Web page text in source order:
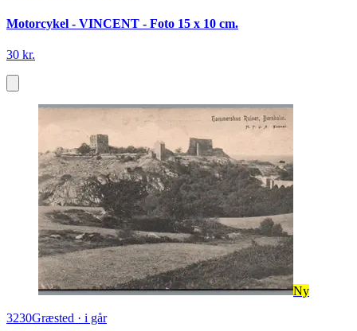
Motorcykel - VINCENT - Foto 15 x 10 cm.
30 kr.
Ny
3230Græsted · i går